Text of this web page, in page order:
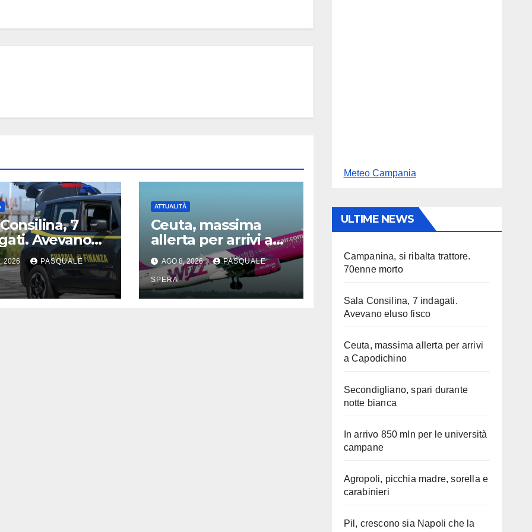
7
Avevano
fisco
2026 PASQUALE
ATTUALITÀ
Ceuta, massima
allerta per arrivi a
Capodichino
AGO 8, 2026 PASQUALE
SPERA
Meteo Campania
ULTIME NEWS
Campanina, si ribalta trattore.
70enne morto
Sala Consilina, 7 indagati.
Avevano eluso fisco
Ceuta, massima allerta per arrivi
a Capodichino
Secondigliano, spari durante
notte bianca
In arrivo 850 mln per le università
campane
Agropoli, picchia madre, sorella e
carabinieri
Pil, crescono sia Napoli che la